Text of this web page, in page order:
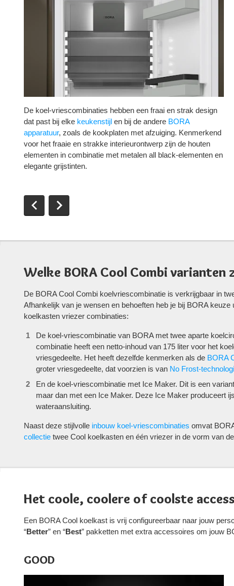
De koel-vriescombinaties hebben een fraai en strak design
dat past bij elke keukenstijl en bij de andere BORA
apparatuur, zoals de kookplaten met afzuiging. Kenmerkend
voor het fraaie en strakke interieurontwerp zijn de houten
elementen in combinatie met metalen all black-elementen en
elegante grijstinten.
Welke BORA Cool Combi varianten
De BORA Cool Combi koelvriescombinatie is verkrijgbaar in
Afhankelijk van je wensen en behoeften heb je bij BORA keuze
koelkasten vriezer combinaties:
De koel-vriescombinatie van BORA met twee aparte
combinatie heeft een netto-inhoud van 175 liter voor het
vriesgedeelte. Het heeft dezelfde kenmerken als de BORA
groter vriesgedeelte, dat voorzien is van No Frost-
En de koel-vriescombinatie met Ice Maker. Dit is een
maar dan met een Ice Maker. Deze Ice Maker produceert
wateraansluiting.
Naast deze stijlvolle inbouw koel-vriescombinaties omvat
collectie twee Cool koelkasten en één vriezer in de vorm van
Het coole, coolere of coolste
Een BORA Cool koelkast is vrij configureerbaar naar jouw
“Better” en “Best” pakketten met extra accessoires om jouw
GOOD